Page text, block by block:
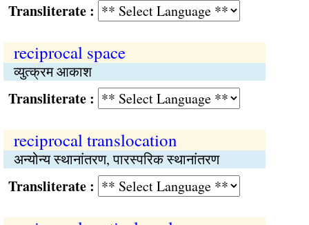
:
reciprocal space
व्युत्क्रम आकाश
:
reciprocal translocation
अन्योन्य स्थानांतरण, पारस्परिक स्थानांतरण
: